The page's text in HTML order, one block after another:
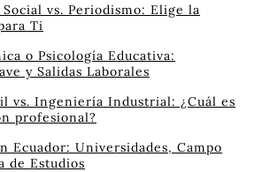
vs. Periodismo: Elige la
Ti
o Psicología Educativa:
y Salidas Laborales
vs. Ingeniería Industrial: ¿Cuál es
profesional?
Ecuador: Universidades, Campo
de Estudios